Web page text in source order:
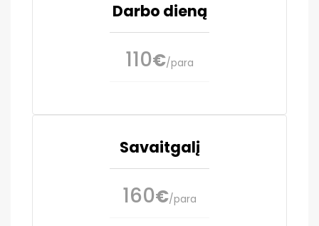
Darbo dieną
110€/para
Savaitgalį
160€/para